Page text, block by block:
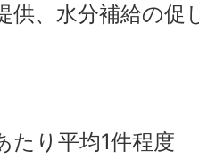
供、水分補給の促
たり平均1件程度